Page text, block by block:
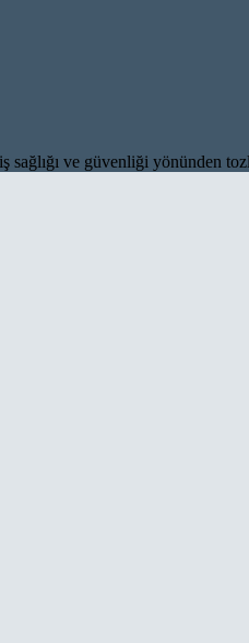
ve güvenliği yönünden